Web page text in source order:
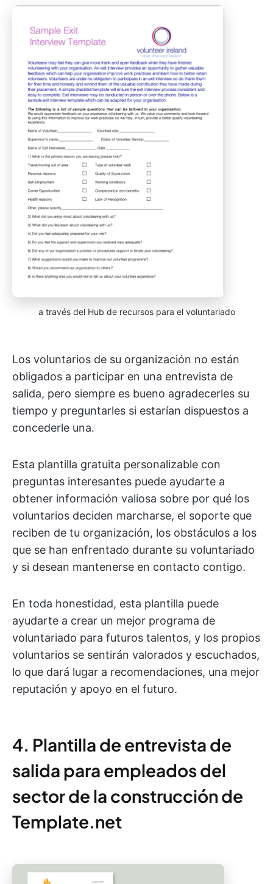
a través del Hub de recursos para el voluntariado
Los voluntarios de su organización no están
obligados a participar en una entrevista de
salida, pero siempre es bueno agradecerles su
tiempo y preguntarles si estarían dispuestos a
concederle una.
Esta plantilla gratuita personalizable con
preguntas interesantes puede ayudarte a
obtener información valiosa sobre por qué los
voluntarios deciden marcharse, el soporte que
reciben de tu organización, los obstáculos a los
que se han enfrentado durante su voluntariado
y si desean mantenerse en contacto contigo.
En toda honestidad, esta plantilla puede
ayudarte a crear un mejor programa de
voluntariado para futuros talentos, y los propios
voluntarios se sentirán valorados y escuchados,
lo que dará lugar a recomendaciones, una mejor
reputación y apoyo en el futuro.
4. Plantilla de entrevista de
salida para empleados del
sector de la construcción de
Template.net